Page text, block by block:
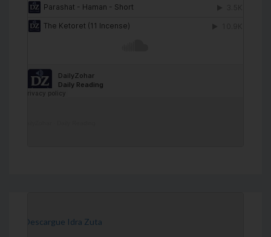
[Descargue Idra Zuta